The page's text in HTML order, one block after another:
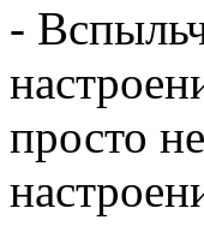
-
просто